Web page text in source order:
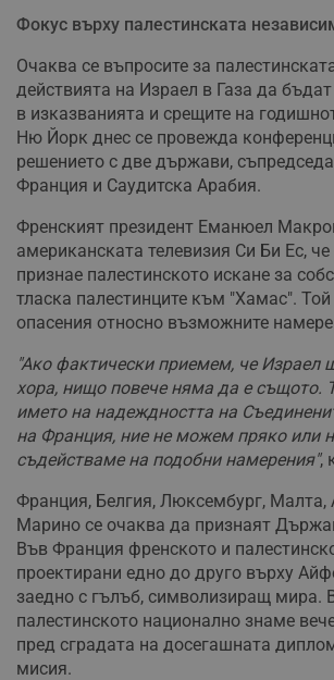
Фокус върху палестинската
Очаква се въпросите за
действията на Израел в Газа да
в изказванията и срещите на
Ню Йорк днес се провежда
решението с две държави,
Франция и Саудитска Арабия.
Френският президент Еманюел
американската телевизия Си Би Ес,
признае палестинското искане за
тласка палестинците към "Хамас". Той
опасения относно възможните
"Ако фактически приемем, че Израел
хора, нищо повече няма да е същото.
името на надеждността на
на Франция, ние не можем пряко или
съдействаме на подобни намерения",
Франция, Белгия, Люксембург, Малта,
Марино се очаква да признаят
Във Франция френското и
проектирани едно до друго върху
заедно с гълъб, символизиращ мира.
палестинското национално знаме
пред сградата на досегашната
мисия.